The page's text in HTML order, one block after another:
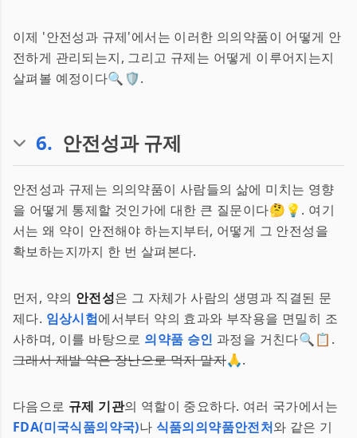
이제 '안전성과 규제'에서는 이러한 의의약품이 어떻게 안
전하게 관리되는지, 그리고 규제는 어떻게 이루어지는지
살펴볼 예정이다🔍🛡️.
6. 안전성과 규제
안전성과 규제는 의의약품이 사람들의 삶에 미치는 영향
을 어떻게 통제할 것인가에 대한 큰 질문이다🤔💡. 여기
서는 왜 약이 안전해야 하는지부터, 어떻게 그 안전성을
확보하는지까지 한 번 살펴본다.
먼저, 약의 안전성은 그 자체가 사람의 생명과 직결된 문
제다. 임상시험에서부터 약의 효과와 부작용을 면밀히 조
사하며, 이를 바탕으로 의약품 승인 과정을 거친다🔍📋.
그래서 제발 약은 장난으로 먹지 말자🙏.
다음으로 규제 기관의 역할이 중요하다. 여러 국가에서는
FDA(미국식품의약국)나 식품의의약품안전처와 같은 기